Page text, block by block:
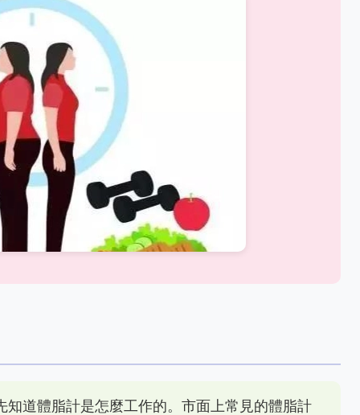
道體脂計是怎麼工作的。市面上常見的體脂計